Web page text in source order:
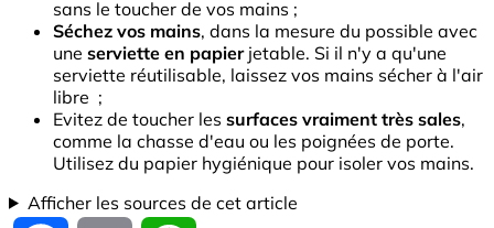
sans le toucher de vos mains ;
Séchez vos mains, dans la mesure du possible avec
une serviette en papierjetable. Si il n'y a qu'une
serviette réutilisable, laissez vos mains sécher à l'air
libre ;
Evitez de toucher les surfaces vraiment très sales,
comme la chasse d'eau ou les poignées de porte.
Utilisez du papier hygiénique pour isoler vos mains.
Afficher les sources de cet article